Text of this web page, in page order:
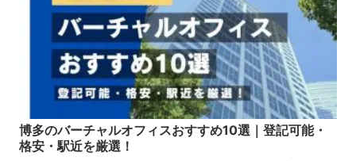
博多のバーチャルオフィスおすすめ10選｜登記可能・
格安・駅近を厳選！